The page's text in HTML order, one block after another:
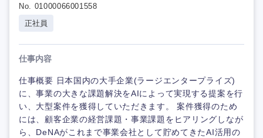
No. 01000066001558
正社員
仕事内容
仕事概要 日本国内の大手企業(ラージエンタープライズ)
に、事業の大きな課題解決をAIによって実現する提案を行
い、大型案件を獲得していただきます。 案件獲得のため
には、顧客企業の経営課題・事業課題をヒアリングしなが
ら、DeNAがこれまで事業会社として貯めてきたAI活用の